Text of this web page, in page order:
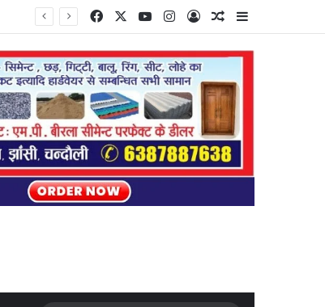
FacebookYouTubeInstagram
Log InRandom Article
Sidebar